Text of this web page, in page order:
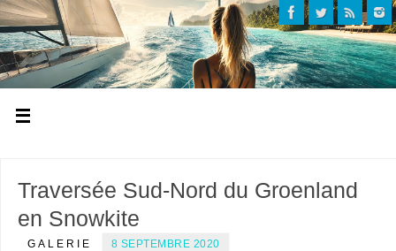
Traversée Sud-Nord du Groenland
en Snowkite
GALERIE 8 SEPTEMBRE 2020